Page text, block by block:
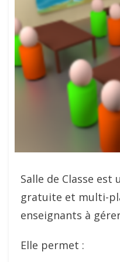
Salle de Classe
gratuite et multi-
enseignants à
Elle permet :